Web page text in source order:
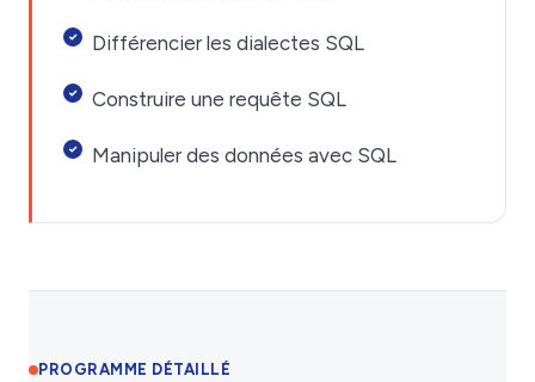
Différencier les dialectes SQL
Construire une requête SQL
Manipuler des données avec SQL
PROGRAMME DÉTAILLÉ